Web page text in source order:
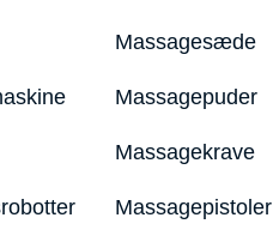
Massagesæde
Massagepuder
Massagekrave
Massagepistoler